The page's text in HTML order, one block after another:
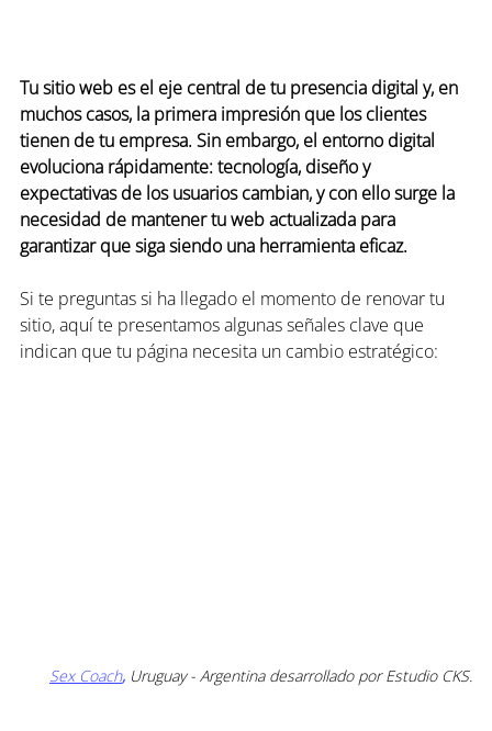
Tu sitio web es el eje central de tu presencia digital y, en
muchos casos, la primera impresión que los clientes
tienen de tu empresa. Sin embargo, el entorno digital
evoluciona rápidamente: tecnología, diseño y
expectativas de los usuarios cambian, y con ello surge la
necesidad de mantener tu web actualizada para
garantizar que siga siendo una herramienta eficaz.
Si te preguntas si ha llegado el momento de renovar tu
sitio, aquí te presentamos algunas señales clave que
indican que tu página necesita un cambio estratégico:
Sex Coach, Uruguay - Argentina desarrollado por Estudio CKS.